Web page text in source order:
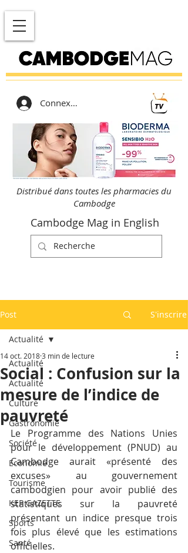
Connexion
Distribué dans toutes les pharmacies du
Cambodge
Cambodge Mag in English
Post S'inscrire
Actualité
Actualité
Culture
Gastronomie
Société
Economie
Tourisme
KEP GAZETTE
Sports
Santé
Actualité
Social : Confusion sur la
mesure de l’indice de
pauvreté
14 oct. 20183 min de lecture
Le Programme des Nations Unies
pour le développement (PNUD) au
Cambodge aurait «présenté des
excuses» au gouvernement
cambodgien pour avoir publié des
statistiques sur la pauvreté
présentant un indice presque trois
fois plus élevé que les estimations
officielles.